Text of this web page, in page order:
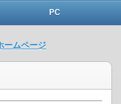
PC
ームページ